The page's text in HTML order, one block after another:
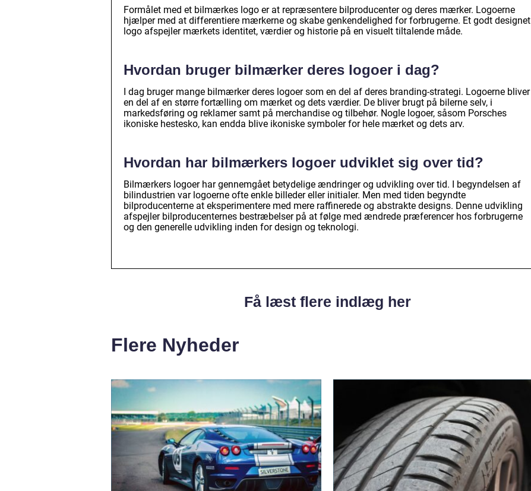
Formålet med et bilmærkes logo er at repræsentere bilproducenter og deres mærker. Logoerne
hjælper med at differentiere mærkerne og skabe genkendelighed for forbrugerne. Et godt designet
logo afspejler mærkets identitet, værdier og historie på en visuelt tiltalende måde.
Hvordan bruger bilmærker deres logoer i dag?
I dag bruger mange bilmærker deres logoer som en del af deres branding-strategi. Logoerne bliver
en del af en større fortælling om mærket og dets værdier. De bliver brugt på bilerne selv, i
markedsføring og reklamer samt på merchandise og tilbehør. Nogle logoer, såsom Porsches
ikoniske hestesko, kan endda blive ikoniske symboler for hele mærket og dets arv.
Hvordan har bilmærkers logoer udviklet sig over tid?
Bilmærkers logoer har gennemgået betydelige ændringer og udvikling over tid. I begyndelsen af
bilindustrien var logoerne ofte enkle billeder eller initialer. Men med tiden begyndte
bilproducenterne at eksperimentere med mere raffinerede og abstrakte designs. Denne udvikling
afspejler bilproducenternes bestræbelser på at følge med ændrede præferencer hos forbrugerne
og den generelle udvikling inden for design og teknologi.
Få læst flere indlæg her
Flere Nyheder